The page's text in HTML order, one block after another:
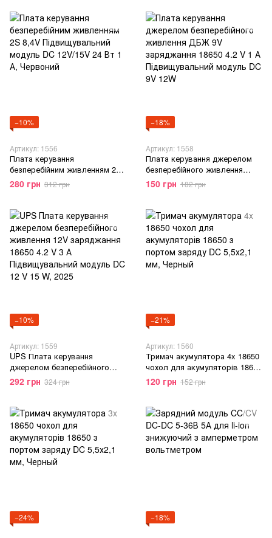
−10%
Артикул: 1556
Плата керування
безперебійним живленням 2S
8,4V Підвищувальний модуль
DC 12V/15V 24 Вт 1 А,
280 грн 312 грн
−18%
Артикул: 1558
Плата керування джерелом
безперебійного живлення
ДБЖ 9V заряджання 18650 4.2
V 1 А Підвищувальний модуль
150 грн 182 грн
−10%
Артикул: 1559
UPS Плата керування
джерелом безперебійного
живлення 12V заряджання
18650 4.2 V 3 А
V 15 W, 2025
292 грн 324 грн
−21%
Артикул: 1560
Тримач акумулятора 4x 18650
чохол для акумуляторів 18650
з портом заряду DC 5,5х2,1
мм, Черный
120 грн 152 грн
−24% −18%